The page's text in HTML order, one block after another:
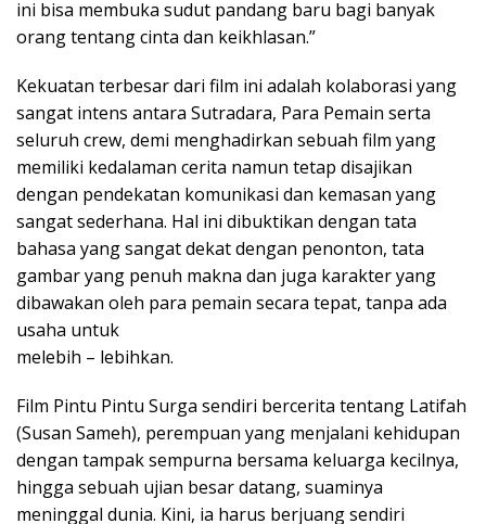
ini bisa membuka sudut pandang baru bagi banyak
orang tentang cinta dan keikhlasan.”
Kekuatan terbesar dari film ini adalah kolaborasi yang
sangat intens antara Sutradara, Para Pemain serta
seluruh crew, demi menghadirkan sebuah film yang
memiliki kedalaman cerita namun tetap disajikan
dengan pendekatan komunikasi dan kemasan yang
sangat sederhana. Hal ini dibuktikan dengan tata
bahasa yang sangat dekat dengan penonton, tata
gambar yang penuh makna dan juga karakter yang
dibawakan oleh para pemain secara tepat, tanpa ada
usaha untuk
melebih – lebihkan.
Film Pintu Pintu Surga sendiri bercerita tentang Latifah
(Susan Sameh), perempuan yang menjalani kehidupan
dengan tampak sempurna bersama keluarga kecilnya,
hingga sebuah ujian besar datang, suaminya
meninggal dunia. Kini, ia harus berjuang sendiri